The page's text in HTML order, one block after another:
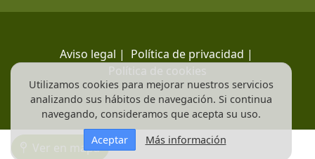
Ver en mapa
Aviso legal | Política de privacidad |
Política de cookies
Utilizamos cookies para mejorar nuestros servicios
analizando sus hábitos de navegación. Si continua
navegando, consideramos que acepta su uso.
Aceptar
Más información